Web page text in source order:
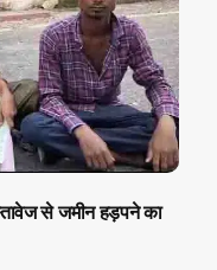
से जमीन हड़पने का